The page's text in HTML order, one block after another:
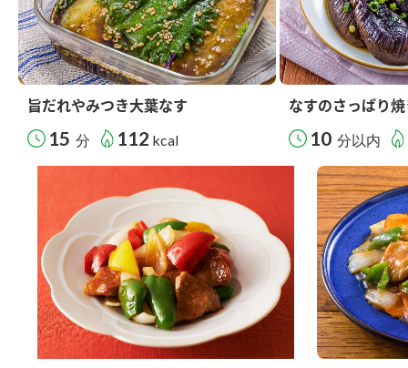
旨だれやみつき大葉なす
15 分 112 kcal
なすのさっぱり
10 分以内